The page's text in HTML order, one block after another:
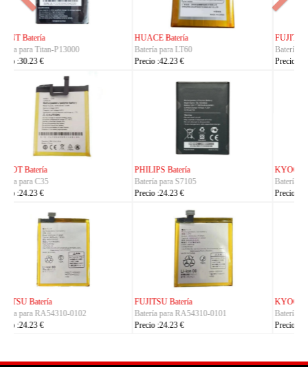
FUJITSU Batería
Batería para RA07503-1091
Precio :24.23 €
FUJITSU Batería
Batería para RA07504-1091
Precio :24.23 €
KYOCERA Batería
Batería para 5AAXBT134JAA
Precio :24.23 €
KYOCERA Batería
Batería para 5AAXBT113JAA
Precio :24.23 €
KYOCERA Batería
Batería para 5AAXBT155
Precio :24.23 €
ACE Batería
Batería para BAS022
Precio :24.23 €